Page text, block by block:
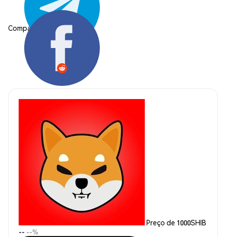
Compartilhar:
Preço de 1000SHIB
-- --%